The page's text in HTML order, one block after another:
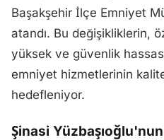
Başakşehir İlçe Emniyet
atandı. Bu değişikliklerin,
yüksek ve güvenlik
emniyet hizmetlerinin
hedefleniyor.
Şinasi